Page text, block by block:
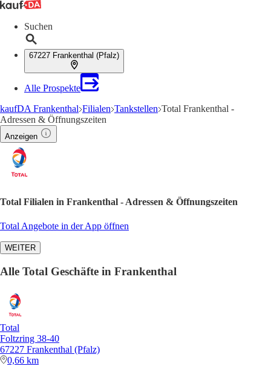
Suchen
67227 Frankenthal (Pfalz)
Alle Prospekte
kaufDA Frankenthal Filialen Tankstellen Total Frankenthal -
Adressen & Öffnungszeiten
Anzeigen
Total Filialen in Frankenthal - Adressen & Öffnungszeiten
Total Angebote in der App öffnen
WEITER
Alle Total Geschäfte in Frankenthal
Total
Foltzring 38-40
67227 Frankenthal (Pfalz)
0,66 km